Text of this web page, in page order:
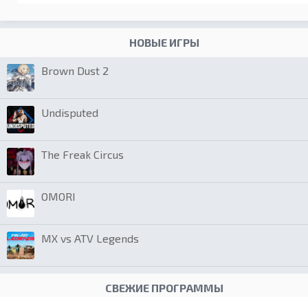
НОВЫЕ ИГРЫ
Brown Dust 2
Undisputed
The Freak Circus
OMORI
MX vs ATV Legends
СВЕЖИЕ ПРОГРАММЫ